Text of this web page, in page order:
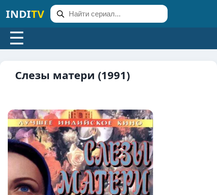
INDITV
☰
Слезы матери (1991)